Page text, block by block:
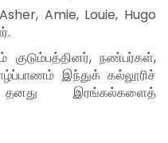
Amie, Louie, Hugo
.
குடும்பத்தினர், நண்பர்கள்,
இந்துக் கல்லூரிச்
இரங்கல்களைத்